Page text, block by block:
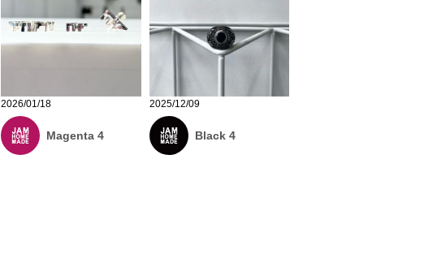
2026/01/18
Magenta 4
2025/12/09
Black 4